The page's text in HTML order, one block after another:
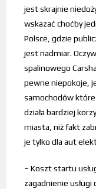
jest skrajnie
wskazać choćby
Polsce, gdzie
jest nadmiar.
spalinowego
pewne niepokoje,
samochodów które
działa bardziej
miasta, niż fakt
je tylko dla aut
– Koszt startu
zagadnienie usługi